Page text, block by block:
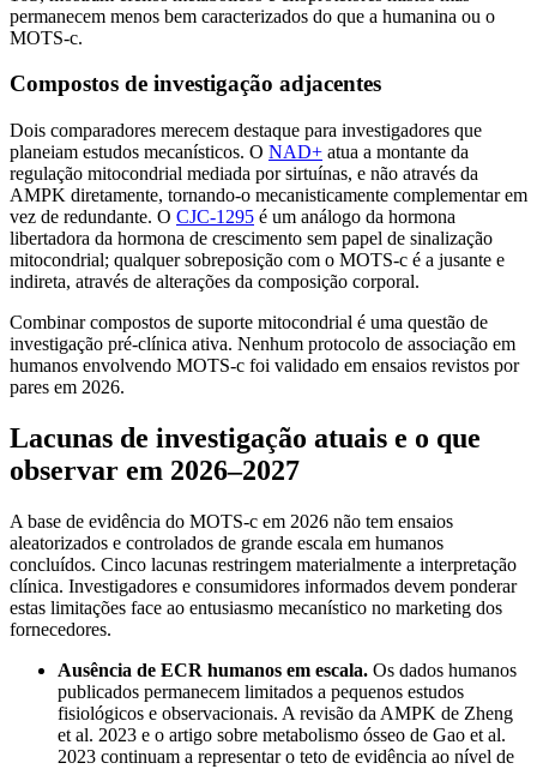
permanecem menos bem caracterizados do que a humanina ou o
MOTS-c.
Compostos de investigação adjacentes
Dois comparadores merecem destaque para investigadores que
planeiam estudos mecanísticos. O NAD+ atua a montante da
regulação mitocondrial mediada por sirtuínas, e não através da
AMPK diretamente, tornando-o mecanisticamente complementar em
vez de redundante. O CJC-1295 é um análogo da hormona
libertadora da hormona de crescimento sem papel de sinalização
mitocondrial; qualquer sobreposição com o MOTS-c é a jusante e
indireta, através de alterações da composição corporal.
Combinar compostos de suporte mitocondrial é uma questão de
investigação pré-clínica ativa. Nenhum protocolo de associação em
humanos envolvendo MOTS-c foi validado em ensaios revistos por
pares em 2026.
Lacunas de investigação atuais e o que
observar em 2026–2027
A base de evidência do MOTS-c em 2026 não tem ensaios
aleatorizados e controlados de grande escala em humanos
concluídos. Cinco lacunas restringem materialmente a interpretação
clínica. Investigadores e consumidores informados devem ponderar
estas limitações face ao entusiasmo mecanístico no marketing dos
fornecedores.
Ausência de ECR humanos em escala. Os dados humanos
publicados permanecem limitados a pequenos estudos
fisiológicos e observacionais. A revisão da AMPK de Zheng
et al. 2023 e o artigo sobre metabolismo ósseo de Gao et al.
2023 continuam a representar o teto de evidência ao nível de